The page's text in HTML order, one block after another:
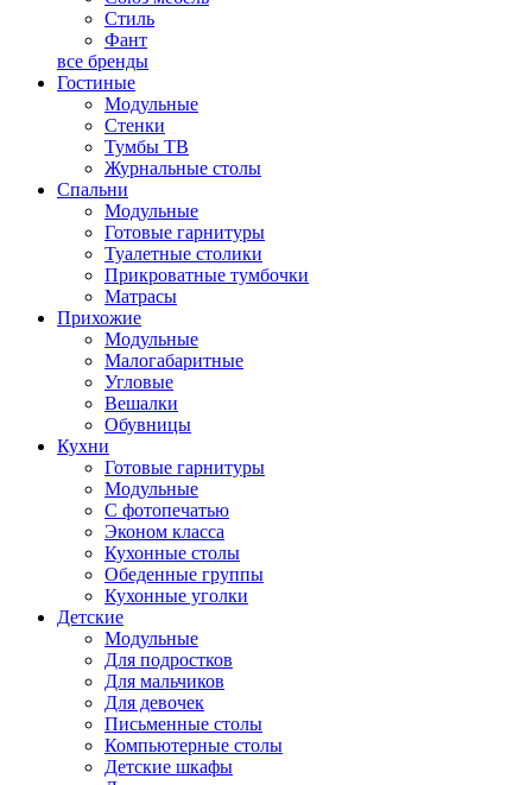
Стиль
Фант
все бренды
Гостиные
Модульные
Стенки
Тумбы ТВ
Журнальные столы
Спальни
Модульные
Готовые гарнитуры
Туалетные столики
Прикроватные тумбочки
Матрасы
Прихожие
Модульные
Малогабаритные
Угловые
Вешалки
Обувницы
Кухни
Готовые гарнитуры
Модульные
С фотопечатью
Эконом класса
Кухонные столы
Обеденные группы
Кухонные уголки
Детские
Модульные
Для подростков
Для мальчиков
Для девочек
Письменные столы
Компьютерные столы
Детские шкафы